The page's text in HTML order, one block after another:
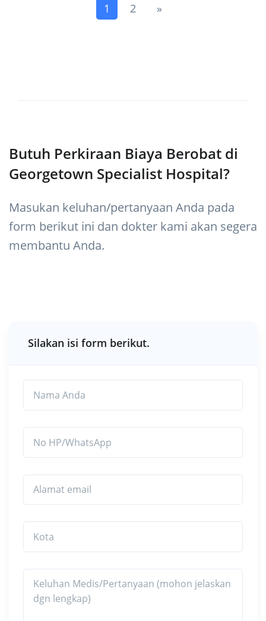
1 (current)
2 »Next
Butuh Perkiraan Biaya Berobat di
Georgetown Specialist Hospital?
Masukan keluhan/pertanyaan Anda pada
form berikut ini dan dokter kami akan segera
membantu Anda.
Silakan isi form berikut.